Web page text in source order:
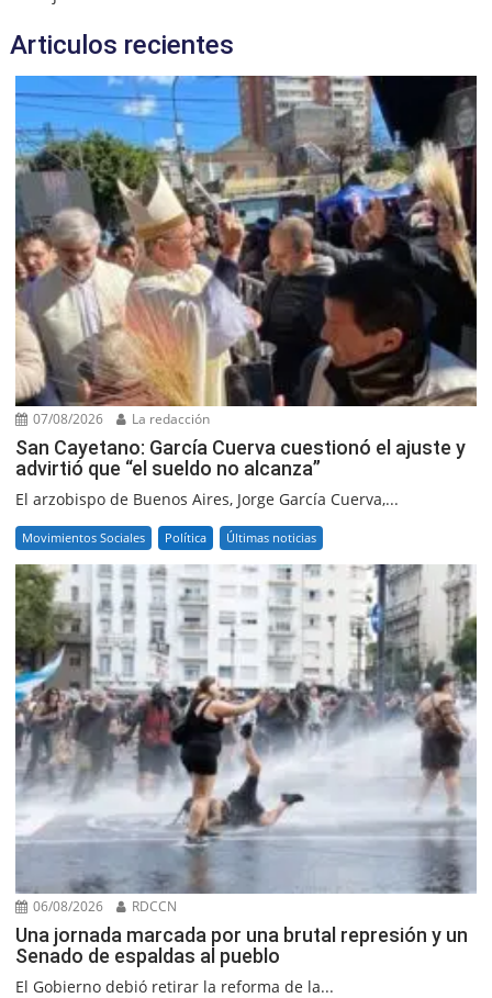
Articulos recientes
07/08/2026 La redacción
San Cayetano: García Cuerva cuestionó el ajuste y
advirtió que “el sueldo no alcanza”
El arzobispo de Buenos Aires, Jorge García Cuerva,...
Movimientos Sociales Política Últimas noticias
06/08/2026 RDCCN
Una jornada marcada por una brutal represión y un
Senado de espaldas al pueblo
El Gobierno debió retirar la reforma de la...